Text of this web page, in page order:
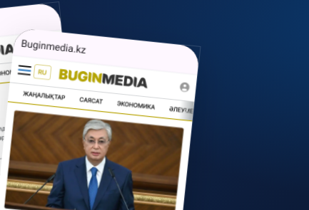
кісен тағылған фотосы
тарады
6 тамыз, 2026
Көкшетауда жаяу
жүргіншілер жолында төрт
баланы көлік қағып кетті
6 тамыз, 2026
«Менің жылқыларымды
жымқырып үй салып
алды»:Тәжіғали Елеуовтің
сөзі қызу талқыға түсті
6 тамыз, 2026